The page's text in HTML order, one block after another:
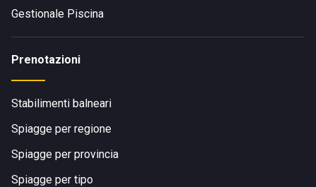
Gestionale Piscina
Prenotazioni
Stabilimenti balneari
Spiagge per regione
Spiagge per provincia
Spiagge per tipo